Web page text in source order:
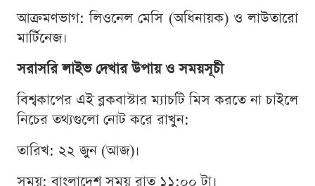
আক্রমণভাগ: লিওনেল মেসি (অধিনায়ক) ও লাউতারো
মার্টিনেজ।
সরাসরি লাইভ দেখার উপায় ও সময়সূচী
বিশ্বকাপের এই ব্লকবাস্টার ম্যাচটি মিস করতে না চাইলে
নিচের তথ্যগুলো নোট করে রাখুন:
তারিখ: ২২ জুন (আজ)।